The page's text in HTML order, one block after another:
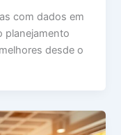
com dados em
planejamento
desde o